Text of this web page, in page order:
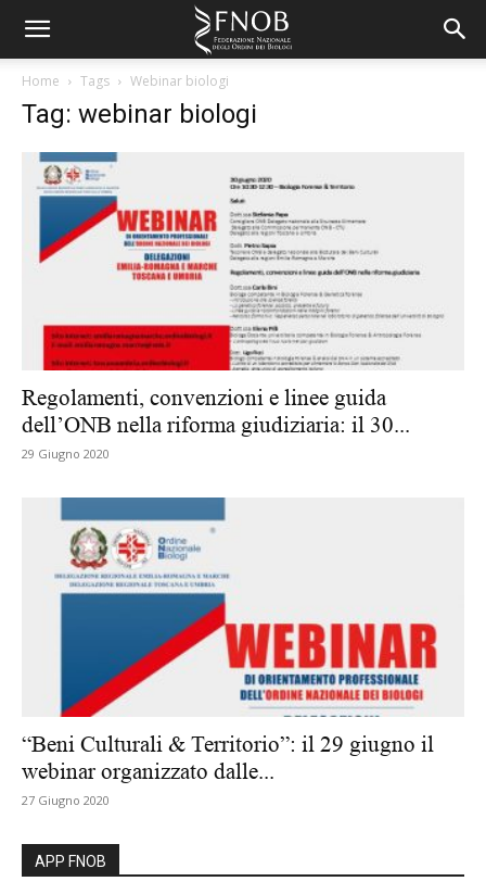
Home Tags Webinar biologi
Tag: webinar biologi
Regolamenti, convenzioni e linee guida
dell’ONB nella riforma giudiziaria: il 30...
29 Giugno 2020
“Beni Culturali & Territorio”: il 29 giugno il
webinar organizzato dalle...
27 Giugno 2020
APP FNOB